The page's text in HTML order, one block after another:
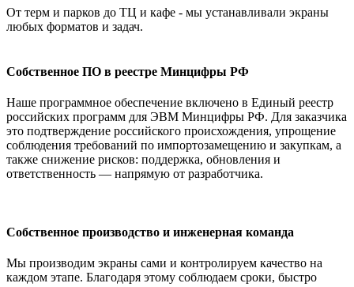
От терм и парков до ТЦ и кафе - мы устанавливали экраны
любых форматов и задач.
Собственное ПО в реестре Минцифры РФ
Наше программное обеспечение включено в Единый реестр
российских программ для ЭВМ Минцифры РФ. Для заказчика
это подтверждение российского происхождения, упрощение
соблюдения требований по импортозамещению и закупкам, а
также снижение рисков: поддержка, обновления и
ответственность — напрямую от разработчика.
Собственное производство и инженерная команда
Мы производим экраны сами и контролируем качество на
каждом этапе. Благодаря этому соблюдаем сроки, быстро